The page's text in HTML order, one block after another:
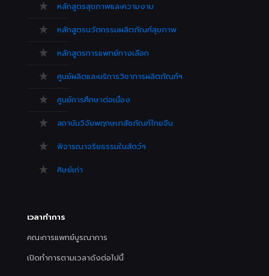
หลักสูตรสุขภาพและความงาม
หลักสูตรนวัตกรรมผลิตภัณฑ์สุขภาพ
หลักสูตรการแพทย์ทางเลือก
ศูนย์ผลิตและบริการวิชาการผลิตภัณฑ์ฯ
ศูนย์การศึกษาต่อเนื่อง
สถาบันวิจัยพฤกษเภสัชภัณฑ์ไทยจีน
พิจารณาจริยธรรมในสัตว์ฯ
ศิษย์เก่า
เวลาทำการ
คณะการแพทย์บูรณาการ
เปิดทำการตามเวลาดังต่อไปนี้